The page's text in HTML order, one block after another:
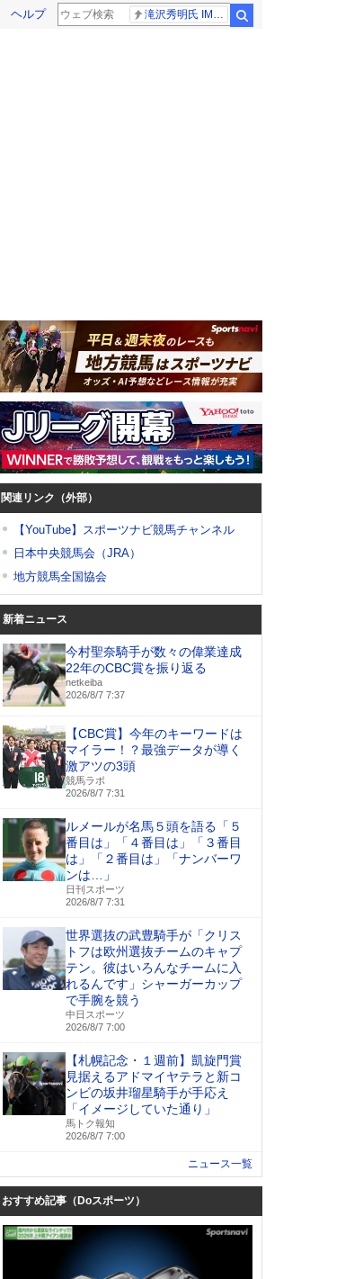
ヘルプ
関連リンク（外部）
【YouTube】スポーツナビ競馬チャンネル
日本中央競馬会（JRA）
地方競馬全国協会
新着ニュース
今村聖奈騎手が数々の偉業達成
22年のCBC賞を振り返る
netkeiba
2026/8/7 7:37
【CBC賞】今年のキーワードは
マイラー！？最強データが導く
激アツの3頭
競馬ラボ
2026/8/7 7:31
ルメールが名馬５頭を語る「５
番目は」「４番目は」「３番目
は」「２番目は」「ナンバーワ
ンは…」
日刊スポーツ
2026/8/7 7:31
世界選抜の武豊騎手が「クリス
トフは欧州選抜チームのキャプ
テン。彼はいろんなチームに入
れるんです」シャーガーカップ
で手腕を競う
中日スポーツ
2026/8/7 7:00
【札幌記念・１週前】凱旋門賞
見据えるアドマイヤテラと新コ
ンビの坂井瑠星騎手が手応え
「イメージしていた通り」
馬トク報知
2026/8/7 7:00
ニュース一覧
おすすめ記事（Doスポーツ）